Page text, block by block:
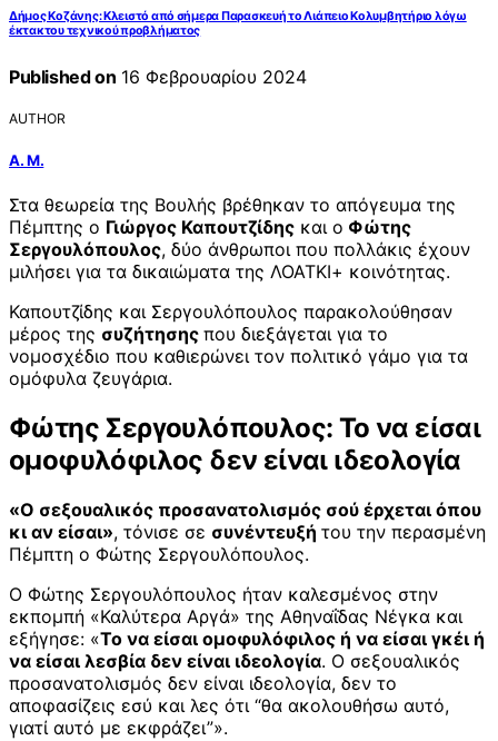
Δήμος Κοζάνης: Κλειστό από σήμερα Παρασκευή το Λιάπειο Κολυμβητήριο λόγω
έκτακτου τεχνικού προβλήματος
Published on 16 Φεβρουαρίου 2024
AUTHOR
Α. Μ.
Στα θεωρεία της Βουλής βρέθηκαν το απόγευμα της
Πέμπτης ο Γιώργος Καπουτζίδης και ο Φώτης
Σεργουλόπουλος, δύο άνθρωποι που πολλάκις έχουν
μιλήσει για τα δικαιώματα της ΛΟΑΤΚΙ+ κοινότητας.
Καπουτζίδης και Σεργουλόπουλος παρακολούθησαν
μέρος της συζήτησης που διεξάγεται για το
νομοσχέδιο που καθιερώνει τον πολιτικό γάμο για τα
ομόφυλα ζευγάρια.
Φώτης Σεργουλόπουλος: Το να είσαι
ομοφυλόφιλος δεν είναι ιδεολογία
«Ο σεξουαλικός προσανατολισμός σού έρχεται όπου
κι αν είσαι», τόνισε σε συνέντευξή του την περασμένη
Πέμπτη ο Φώτης Σεργουλόπουλος.
Ο Φώτης Σεργουλόπουλος ήταν καλεσμένος στην
εκπομπή «Καλύτερα Αργά» της Αθηναΐδας Νέγκα και
εξήγησε: «Το να είσαι ομοφυλόφιλος ή να είσαι γκέι ή
να είσαι λεσβία δεν είναι ιδεολογία. Ο σεξουαλικός
προσανατολισμός δεν είναι ιδεολογία, δεν το
αποφασίζεις εσύ και λες ότι “θα ακολουθήσω αυτό,
γιατί αυτό με εκφράζει”».